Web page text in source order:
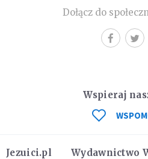
Dołącz do
Jezuici.pl Wydawnictwo
Wspieraj